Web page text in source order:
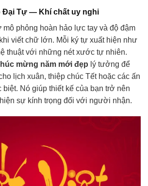
Đại Tự — Khí chất uy nghi
mô phỏng hoàn hảo lực tay và độ đậm
viết chữ lớn. Mỗi ký tự xuất hiện như
thuật với những nét xước tự nhiên.
mừng năm mới đẹp lý tưởng để
lịch xuân, thiệp chúc Tết hoặc các ấn
biệt. Nó giúp thiết kế của bạn trở nên
sự kính trọng đối với người nhận.